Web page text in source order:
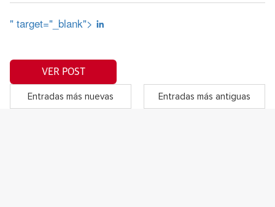
" target="_blank">
VER POST
Entradas más nuevas Entradas más antiguas